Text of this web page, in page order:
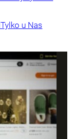
Tylko u Nas